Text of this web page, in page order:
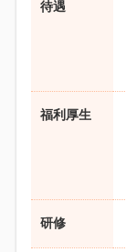
待遇
福利厚生
研修